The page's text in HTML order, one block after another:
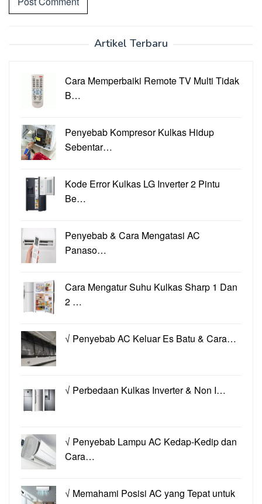
Artikel Terbaru
Cara Memperbaiki Remote TV Multi Tidak
B…
Penyebab Kompresor Kulkas Hidup
Sebentar…
Kode Error Kulkas LG Inverter 2 Pintu
Be…
Penyebab & Cara Mengatasi AC
Panaso…
Cara Mengatur Suhu Kulkas Sharp 1 Dan
2 …
√ Penyebab AC Keluar Es Batu & Cara…
√ Perbedaan Kulkas Inverter & Non I…
√ Penyebab Lampu AC Kedap-Kedip dan
Cara…
√ Memahami Posisi AC yang Tepat untuk